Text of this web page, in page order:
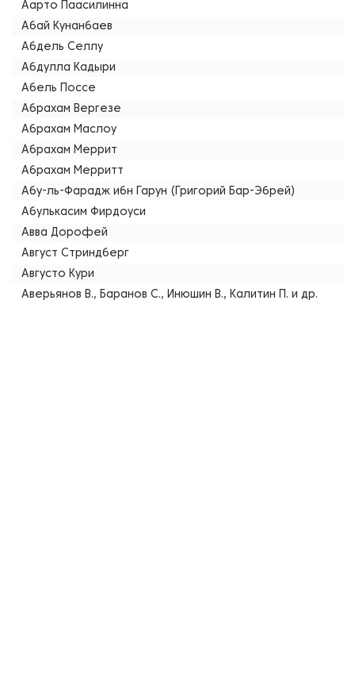
Аарто Паасилинна
Абай Кунанбаев
Абдель Селлу
Абдулла Кадыри
Абель Поссе
Абрахам Вергезе
Абрахам Маслоу
Абрахам Меррит
Абрахам Мерритт
Абу-ль-Фарадж ибн Гарун (Григорий Бар-Эбрей)
Абулькасим Фирдоуси
Авва Дорофей
Август Стриндберг
Августо Кури
Аверьянов В., Баранов С., Инюшин В., Калитин П. и др.